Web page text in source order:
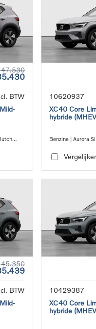
BTW
10620937
XC40 Core
hybride
Benzine | Aurora
BTW
10429387
XC40 Core
hybride